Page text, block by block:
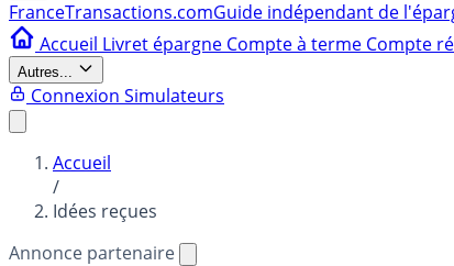
FranceTransactions.comGuide indépendant de
Accueil Livret épargne Compte à terme Compte
Autres...
Connexion Simulateurs
Accueil
/
Idées reçues
Annonce partenaire